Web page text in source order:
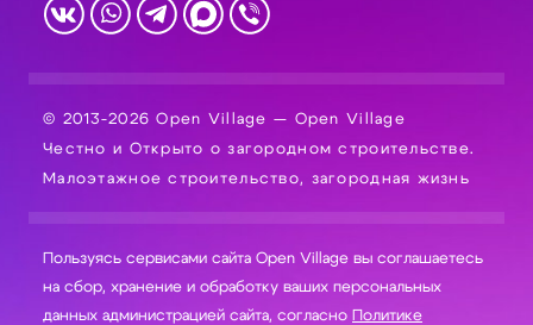
© 2013-2026 Open Village — Open Village
Честно и Открыто о загородном строительстве.
Малоэтажное строительство, загородная жизнь
Пользуясь сервисами сайта Open Village вы соглашаетесь
на сбор, хранение и обработку ваших персональных
данных администрацией сайта, согласно Политике